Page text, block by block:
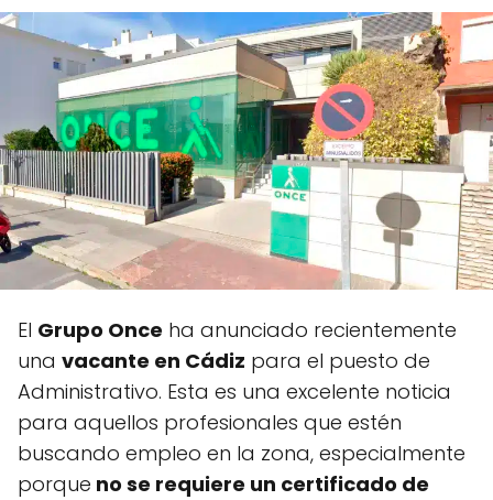
El Grupo Once ha anunciado recientemente
una vacante en Cádiz para el puesto de
Administrativo. Esta es una excelente noticia
para aquellos profesionales que estén
buscando empleo en la zona, especialmente
porque no se requiere un certificado de